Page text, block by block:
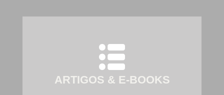
ARTIGOS & E-BOOKS